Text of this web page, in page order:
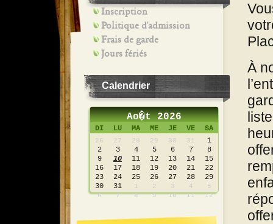
Inscription
Politique d'admission
Frais de garde
Jours fériés
Calendrier
Ao�t 2026
DI LU MA ME JE VE SA
26 27 28 29 30 31
1
2
3 4 5 6 7
8
9
10 11 12 13 14
15
16
17 18 19 20 21
22
23
24 25 26 27 28
29
30
31 1 2 3 4
5
6
7 8 9 10 11 12
À